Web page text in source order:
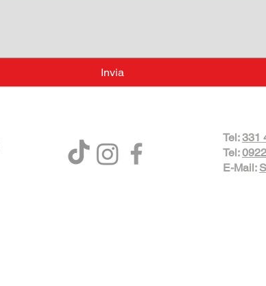
Invia
Tel:331
Tel:
E-Mail: